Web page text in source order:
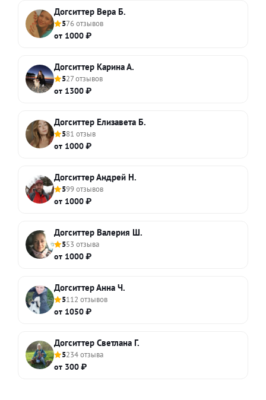
Догситтер Вера Б.
576 отзывов
от 1000 ₽
Догситтер Карина А.
527 отзывов
от 1300 ₽
Догситтер Елизавета Б.
581 отзыв
от 1000 ₽
Догситтер Андрей Н.
599 отзывов
от 1000 ₽
Догситтер Валерия Ш.
553 отзыва
от 1000 ₽
Догситтер Анна Ч.
5112 отзывов
от 1050 ₽
Догситтер Светлана Г.
5234 отзыва
от 300 ₽